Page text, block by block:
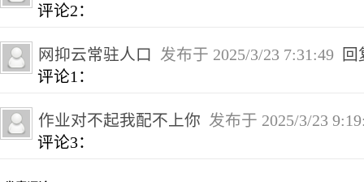
评论2：
网抑云常驻人口 发布于 2025/3/23 7:31:49
回
评论1：
作业对不起我配不上你 发布于 2025/3/23
评论3：